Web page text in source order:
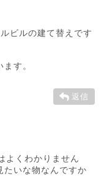
ビルの建て替えです
す。
返信
よくわかりません
たいな物なんですか